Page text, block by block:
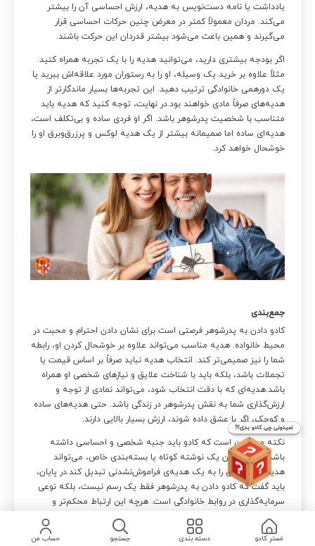
یادداشت یا نامه دست‌نویس به هدیه، ارزش احساسی آن را بیشتر
می‌کند. مردان معمولاً کمتر در معرض چنین حرکات احساسی قرار
می‌گیرند و همین باعث می‌شود بیشتر قدردان این حرکت باشند.
اگر بودجه بیشتری دارید، می‌توانید هدیه را با یک تجربه همراه کنید.
مثلاً علاوه بر خرید یک وسیله، او را به رستوران مورد علاقه‌اش ببرید یا
یک دورهمی خانوادگی ترتیب دهید. این تجربه‌ها بسیار ماندگارتر از
هدیه‌های صرفاً مادی خواهند بود.در نهایت، توجه کنید که هدیه باید
متناسب با شخصیت پدرشوهر باشد. اگر او فردی ساده و بی‌تکلف است،
هدیه‌ای ساده اما صمیمانه بیشتر از یک هدیه لوکس و پرزرق‌وبرق او را
خوشحال خواهد کرد.
جمع‌بندی
کادو دادن به پدرشوهر فرصتی است برای نشان دادن احترام و محبت در
محیط خانواده. هدیه مناسب می‌تواند علاوه بر خوشحال کردن او، رابطه
شما را نیز صمیمی‌تر کند. انتخاب هدیه نباید صرفاً بر اساس قیمت یا
تجملات باشد، بلکه باید با شناخت علایق و نیازهای شخصی او همراه
باشد.هدیه‌ای که با دقت انتخاب شود، می‌تواند نمادی از توجه و
ارزش‌گذاری شما به نقش پدرشوهر در زندگی باشد. حتی هدیه‌های ساده
و کوچک، اگر با عشق داده شوند، ارزش بسیار بالایی دارند.
نکته مهم این است که کادو باید جنبه شخصی و احساسی داشته
باشد. اضافه کردن یک نوشته کوتاه یا بسته‌بندی خاص، می‌تواند
هدیه‌ای معمولی را به یک هدیه‌ی فراموش‌نشدنی تبدیل کند.در پایان،
باید گفت که کادو دادن به پدرشوهر فقط یک رسم نیست، بلکه نوعی
سرمایه‌گذاری در روابط خانوادگی است. هرچه این ارتباط محکم‌تر و
صمیمی‌تر شود، آرامش و شادی بیشتری در خانواده حاکم خواهد شد.
به راهنمایی نیاز داری؟
نمیدونی چی کادو بدی؟!
مَستر کادو دسته بندی جستجو حساب من